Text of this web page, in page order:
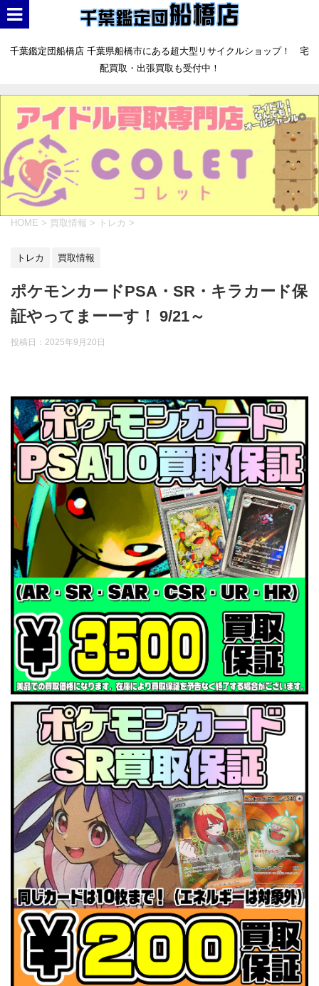
千葉鑑定団船橋店 千葉県船橋市にある超大型リサイクルショップ！ 宅
配買取・出張買取も受付中！
HOME > 買取情報 > トレカ >
トレカ 買取情報
ポケモンカードPSA・SR・キラカード保
証やってまーーす！ 9/21～
投稿日： 2025年9月20日